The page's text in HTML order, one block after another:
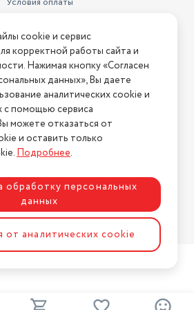
пеногенератор, сопло
стандартной насадки,
стандартная насадка
катушка
автоматическое отключение,
защита двигателя от
перегрева, защита шланга от
скручивания, отключение при
встроенный бак для моющего
средства, отсек для хранения
принадлежностей, ручка для
переноски,
транспортировочные колеса
Условия возврата
на сайте? Напишите нам
"АстМаркет". У нас есть всё!
конфиденциальности
сайтаASTDESIGN
cookie и сервис
корректной работы сайта и
Нажимая кнопку «Согласен
данных», Вы даете
аналитических cookie и
с помощью сервиса
можете отказаться от
и оставить только
Подробнее.
обработку персональных
данных
от аналитических cookie